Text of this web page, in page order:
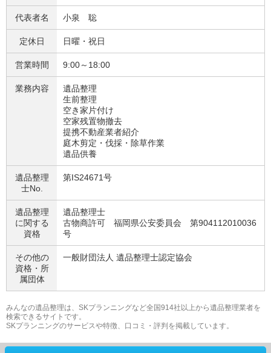
代表者名 小泉 聡
定休日 日曜・祝日
営業時間 9:00～18:00
業務内容
遺品整理
生前整理
空き家片付け
空家残置物撤去
提携不動産業者紹介
庭木剪定・伐採・除草作業
遺品供養
遺品整理
士No.
第IS24671号
遺品整理
に関する
資格
遺品整理士
古物商許可 福岡県公安委員会 第904112010036
号
その他の
資格・ 所
属団体
一般財団法人 遺品整理士認定協会
みんなの遺品整理は、SKプランニングなど全国914社以上から遺品整理業者を
検索できるサイトです。
SKプランニングのサービスや特徴、口コミ・評判を掲載しています。